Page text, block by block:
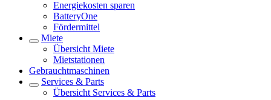
Energiekosten sparen
BatteryOne
Fördermittel
Miete
Übersicht Miete
Mietstationen
Gebrauchtmaschinen
Services & Parts
Übersicht Services & Parts